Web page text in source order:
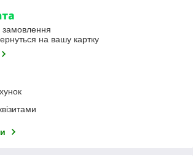
замовлення
на вашу картку